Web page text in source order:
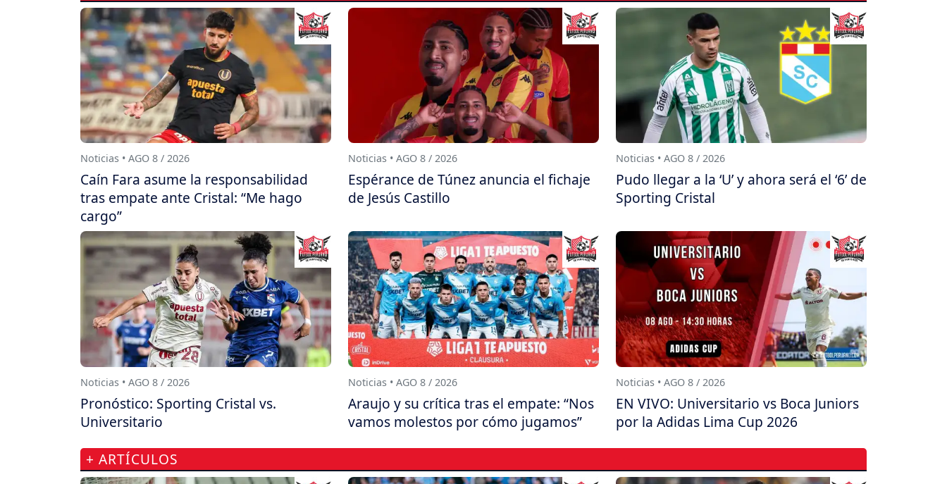
Noticias • AGO 8 / 2026
Caín Fara asume la responsabilidad
tras empate ante Cristal: “Me hago
cargo”
Noticias • AGO 8 / 2026
Espérance de Túnez anuncia el fichaje
de Jesús Castillo
Noticias • AGO 8 / 2026
Pudo llegar a la ‘U’ y ahora será el ‘6’ de
Sporting Cristal
Noticias • AGO 8 / 2026
Pronóstico: Sporting Cristal vs.
Universitario
Noticias • AGO 8 / 2026
Araujo y su crítica tras el empate: “Nos
vamos molestos por cómo jugamos”
Noticias • AGO 8 / 2026
EN VIVO: Universitario vs Boca Juniors
por la Adidas Lima Cup 2026
+ ARTÍCULOS